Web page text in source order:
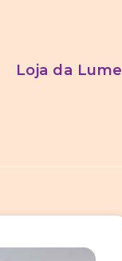
Loja da Lume